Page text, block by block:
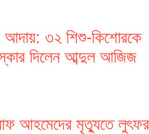
আদায়: ৩২ শিশু-কিশোরকে
দিলেন আব্দুল আজিজ
আহমেদের মৃত্যুতে লুৎফর